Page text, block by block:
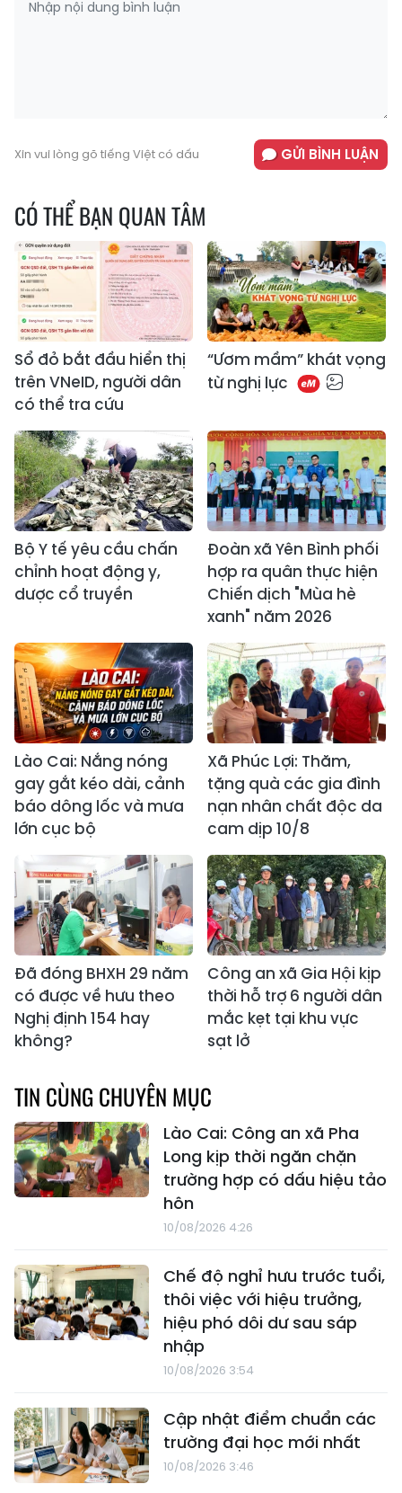
Xin vui lòng gõ tiếng Việt có dấu GỬI BÌNH LUẬN
CÓ THỂ BẠN QUAN TÂM
Sổ đỏ bắt đầu hiển thị
trên VNeID, người dân
có thể tra cứu
“Ươm mầm” khát vọng
từ nghị lực
Bộ Y tế yêu cầu chấn
chỉnh hoạt động y,
dược cổ truyền
Đoàn xã Yên Bình phối
hợp ra quân thực hiện
Chiến dịch "Mùa hè
xanh" năm 2026
Lào Cai: Nắng nóng
gay gắt kéo dài, cảnh
báo dông lốc và mưa
lớn cục bộ
Xã Phúc Lợi: Thăm,
tặng quà các gia đình
nạn nhân chất độc da
cam dịp 10/8
Đã đóng BHXH 29 năm
có được về hưu theo
Nghị định 154 hay
không?
Công an xã Gia Hội kịp
thời hỗ trợ 6 người dân
mắc kẹt tại khu vực
sạt lở
TIN CÙNG CHUYÊN MỤC
Lào Cai: Công an xã Pha
Long kịp thời ngăn chặn
trường hợp có dấu hiệu tảo
hôn
10/08/2026 4:26
Chế độ nghỉ hưu trước tuổi,
thôi việc với hiệu trưởng,
hiệu phó dôi dư sau sáp
nhập
10/08/2026 3:54
Cập nhật điểm chuẩn các
trường đại học mới nhất
10/08/2026 3:46